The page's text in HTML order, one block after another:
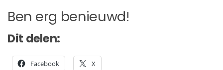
Ben erg benieuwd!
Dit delen:
Facebook X